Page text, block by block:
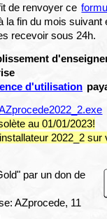
de renvoyer ce
la fin du mois suivant
recevoir sous 24h.
d'utilisation
au 01/01/2023!
2022_2 sur
par un don de
AZprocede, 11